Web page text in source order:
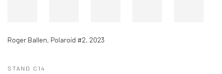
Roger Ballen, Polaroid #2, 2023
STAND C14